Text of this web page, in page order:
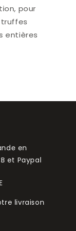
pour
entières
en
et Paypal
livraison